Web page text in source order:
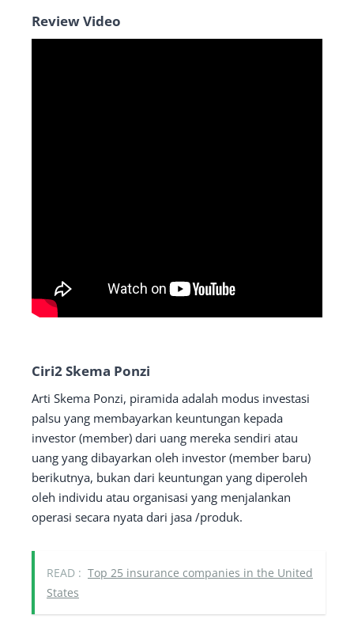
Review Video
Ciri2 Skema Ponzi
Arti Skema Ponzi, piramida adalah modus investasi
palsu yang membayarkan keuntungan kepada
investor (member) dari uang mereka sendiri atau
uang yang dibayarkan oleh investor (member baru)
berikutnya, bukan dari keuntungan yang diperoleh
oleh individu atau organisasi yang menjalankan
operasi secara nyata dari jasa /produk.
READ : Top 25 insurance companies in the United
States